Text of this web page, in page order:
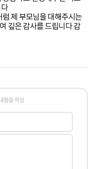
제 부모님을 대해주시는
깊은 감사를 드립니다 감
용을 작성